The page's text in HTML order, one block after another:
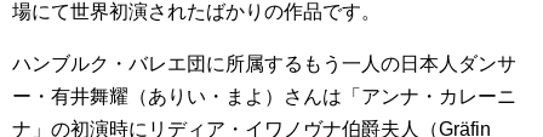
場にて世界初演されたばかりの作品です。
ハンブルク・バレエ団に所属するもう一人の日本人ダンサ
ー・有井舞耀（ありい・まよ）さんは「アンナ・カレーニ
ナ」の初演時にリディア・イワノヴナ伯爵夫人（Gräfin